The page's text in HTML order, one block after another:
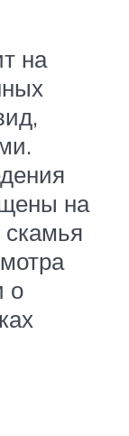
на
на
о